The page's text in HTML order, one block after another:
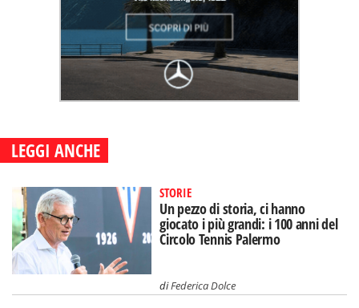
LEGGI ANCHE
STORIE
Un pezzo di storia, ci hanno
giocato i più grandi: i 100 anni del
Circolo Tennis Palermo
diFederica Dolce